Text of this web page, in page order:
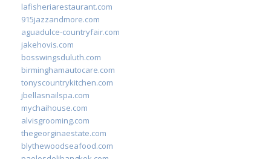
lafisheriarestaurant.com
915jazzandmore.com
aguadulce-countryfair.com
jakehovis.com
bosswingsduluth.com
birminghamautocare.com
tonyscountrykitchen.com
jbellasnailspa.com
mychaihouse.com
alvisgrooming.com
thegeorginaestate.com
blythewoodseafood.com